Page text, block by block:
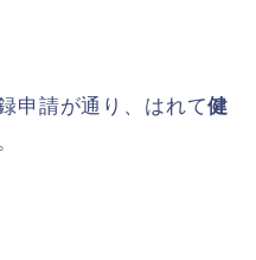
申請が通り、はれて健